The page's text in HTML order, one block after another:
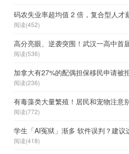
码农失业率超均值 2 倍，复合型人才
阅读(452)
高分亮眼、逆袭突围！武汉一高中首
阅读(536)
加拿大有27%的配偶担保移民申请被
阅读(236)
有毒藻类大量繁殖！居民和宠物注意
阅读(772)
学生「AI冤狱」渐多 软件误判？建议
阅读(418)